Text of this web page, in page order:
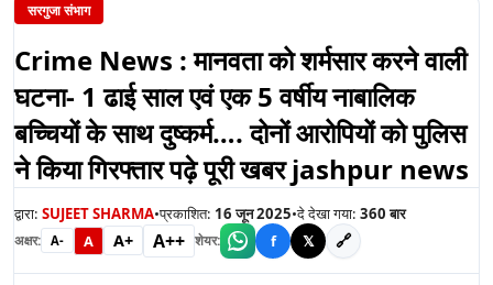
सरगुजा संभाग
Crime News : मानवता को शर्मसार करने वाली
घटना- 1 ढाई साल एवं एक 5 वर्षीय नाबालिक
बच्चियों के साथ दुष्कर्म…. दोनों आरोपियों को पुलिस
ने किया गिरफ्तार पढ़े पूरी खबर jashpur news
द्वारा: SUJEET SHARMA•प्रकाशित: 16 जून 2025•दे देखा गया: 360बार
अक्षर: A- A A+ A++ शेयर: f 𝕏 🔗